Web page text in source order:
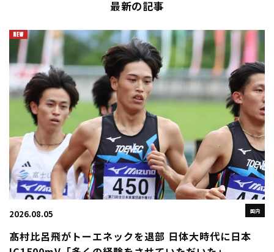
最新の記事
国内
2026.08.05
髙村比呂飛がトーエネックを退部 日体大時代に日本